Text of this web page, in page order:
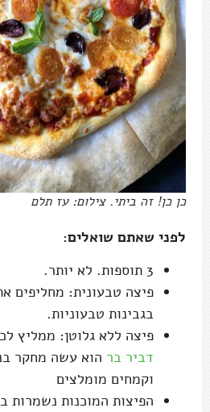
כן כן! זה ביתי. צילום: עז תלם
לפני שאתם שואלים:
3 תוספות. לא יותר.
פיצה טבעונית: מחליפים
בגבינות טבעוניות.
פיצה ללא גלוטן: ממליץ
דביר בר הוא עשה מחקר
וקמחים מומלצים